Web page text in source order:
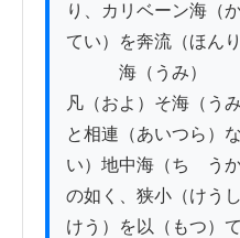
り、カリベーン海（
てい）を奔流（ほん
海（うみ）
凡（およ）そ海（う
と相連（あいつら）
い）地中海（ちゝうか
の如く、狭小（けう
けう）を以（もつ）